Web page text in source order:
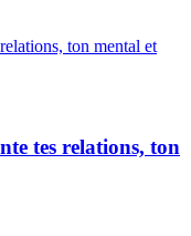
tes relations, ton